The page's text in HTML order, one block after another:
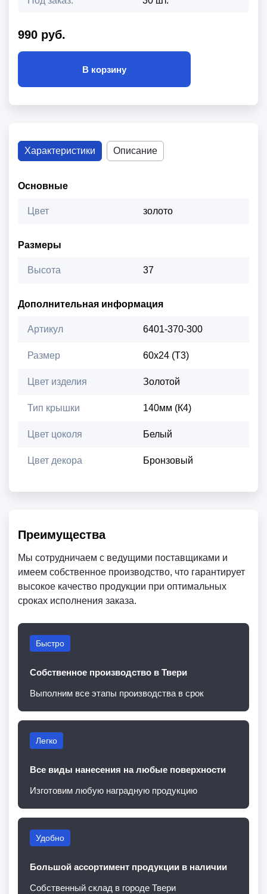
990 руб.
В корзину
Характеристики Описание
Основные
Цвет золото
Размеры
Высота 37
Дополнительная информация
Артикул 6401-370-300
Размер 60х24 (Т3)
Цвет изделия Золотой
Тип крышки 140мм (К4)
Цвет цоколя Белый
Цвет декора Бронзовый
Преимущества
Мы сотрудничаем с ведущими поставщиками и
имеем собственное производство, что гарантирует
высокое качество продукции при оптимальных
сроках исполнения заказа.
Быстро
Собственное производство в Твери
Выполним все этапы производства в срок
Легко
Все виды нанесения на любые поверхности
Изготовим любую наградную продукцию
Удобно
Большой ассортимент продукции в наличии
Собственный склад в городе Твери